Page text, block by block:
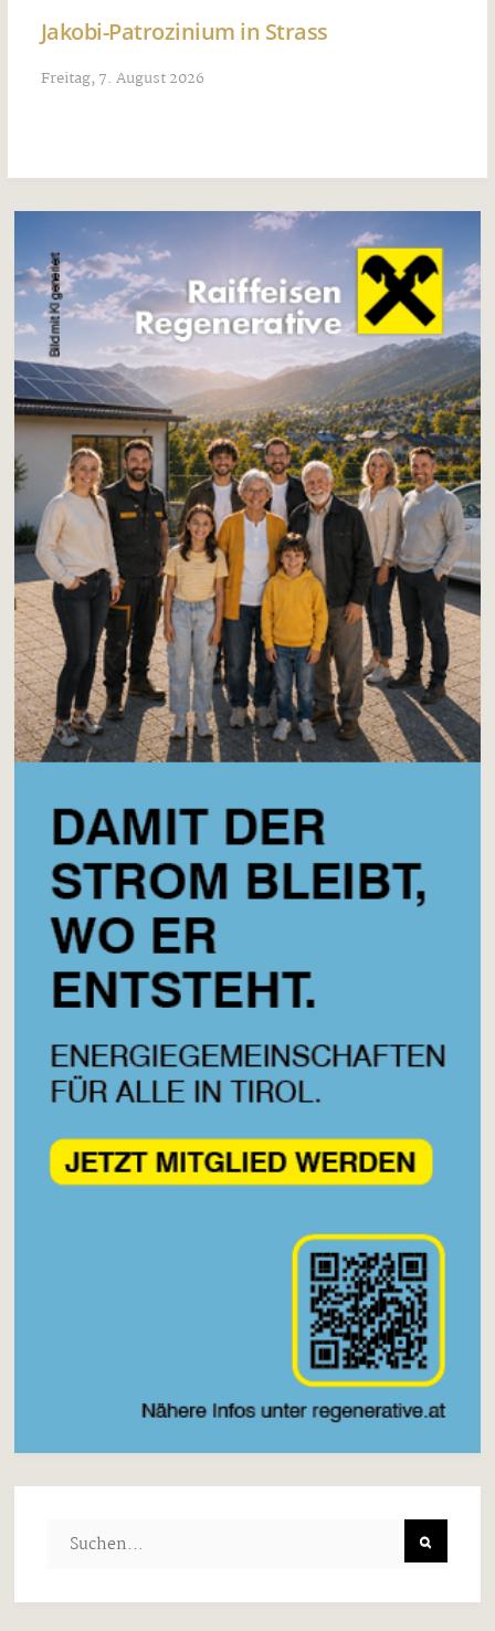
Jakobi-Patrozinium in Strass
Freitag, 7. August 2026